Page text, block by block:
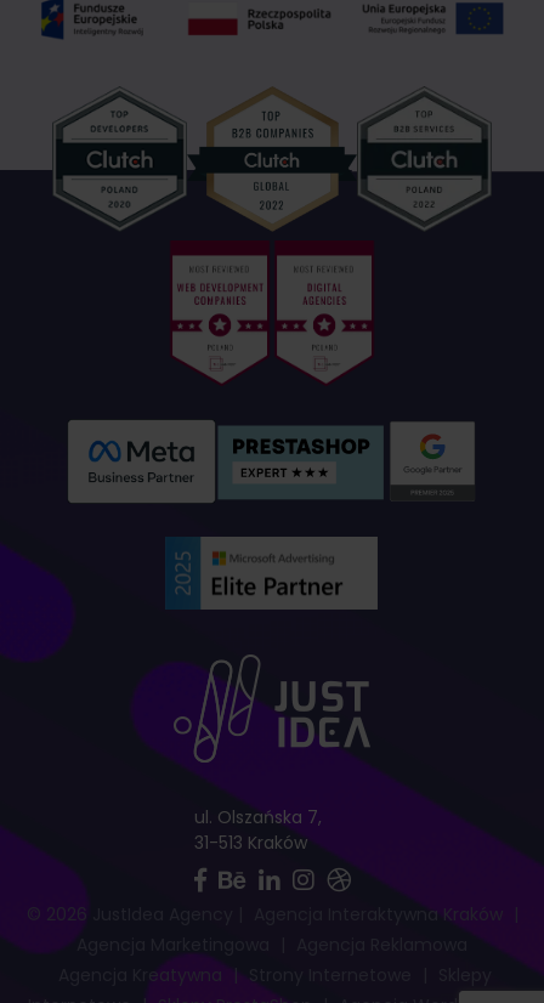
© 2026 JustIdea Agency Agencja Interaktywna Kraków |
Agencja Kreatywna
Strony Internetowe
ul. Olszańska 7,
31-513 Kraków